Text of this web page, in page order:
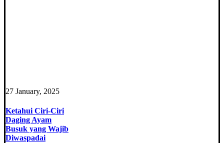
27 January, 2025
Ketahui Ciri-Ciri
Daging Ayam
Busuk yang Wajib
Diwaspadai